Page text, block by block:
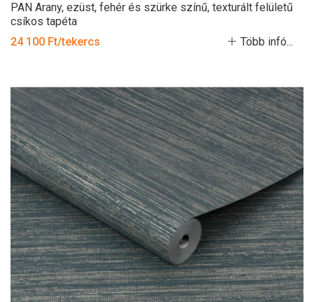
PAN Arany, ezüst, fehér és szürke színű, texturált felületű
csíkos tapéta
24 100 Ft/tekercs
Több infó...